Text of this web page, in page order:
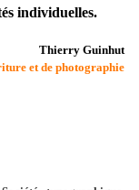
individuelles.
Thierry Guinhut
et de photographie